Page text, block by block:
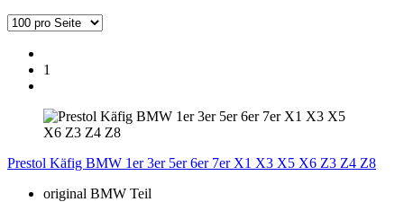
1
Prestol Käfig BMW 1er 3er 5er 6er 7er X1 X3 X5 X6 Z3 Z4 Z8
original BMW Teil